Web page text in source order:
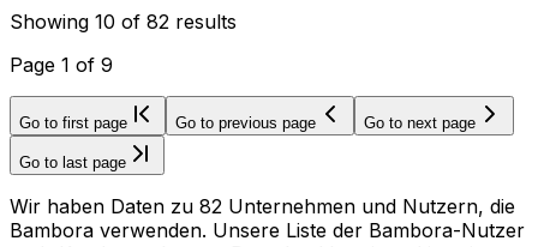
Showing 10 of 82 results
Page 1 of 9
Go to first page Go to previous page Go to next page
Go to last page
Wir haben Daten zu 82 Unternehmen und Nutzern, die
Bambora verwenden. Unsere Liste der Bambora-Nutzer